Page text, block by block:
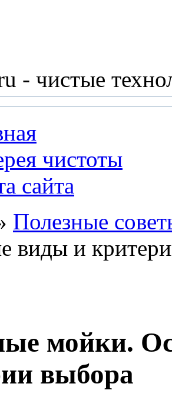
- чистые
чистоты
сайта
Полезные
виды и
мойки.
выбора